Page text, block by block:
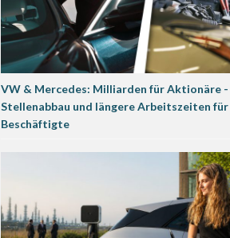
VW & Mercedes: Milliarden für Aktionäre -
Stellenabbau und längere Arbeitszeiten für
Beschäftigte